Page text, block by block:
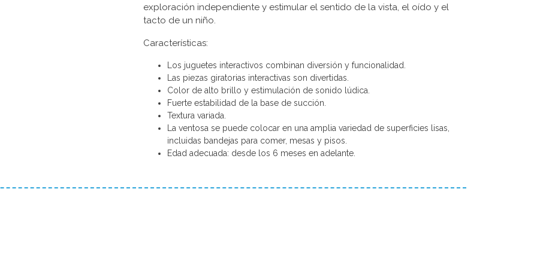
exploración independiente y estimular el sentido de la vista, el oído y el
tacto de un niño.
Características:
Los juguetes interactivos combinan diversión y funcionalidad.
Las piezas giratorias interactivas son divertidas.
Color de alto brillo y estimulación de sonido lúdica.
Fuerte estabilidad de la base de succión.
Textura variada.
La ventosa se puede colocar en una amplia variedad de superficies lisas,
incluidas bandejas para comer, mesas y pisos.
Edad adecuada: desde los 6 meses en adelante.